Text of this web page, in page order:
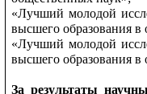
«Лучший молодой
высшего образования в
«Лучший молодой
высшего образования в
За результаты